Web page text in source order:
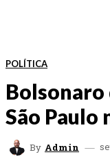
POLÍTICA
Bolsonaro
São Paulo
By Admin